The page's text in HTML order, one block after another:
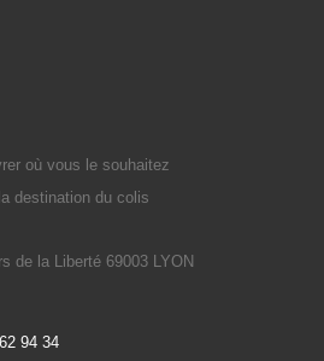
où vous le souhaitez
destination du colis
de la Liberté 69003 LYON
94 34